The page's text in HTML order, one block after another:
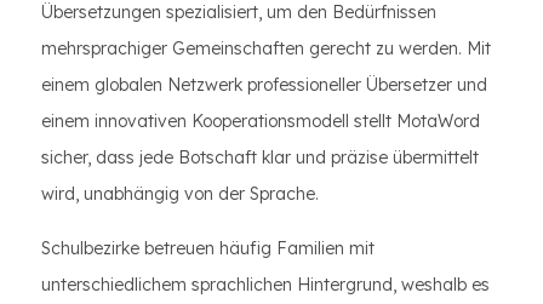
Übersetzungen spezialisiert, um den Bedürfnissen
mehrsprachiger Gemeinschaften gerecht zu werden. Mit
einem globalen Netzwerk professioneller Übersetzer und
einem innovativen Kooperationsmodell stellt MotaWord
sicher, dass jede Botschaft klar und präzise übermittelt
wird, unabhängig von der Sprache.
Schulbezirke betreuen häufig Familien mit
unterschiedlichem sprachlichen Hintergrund, weshalb es